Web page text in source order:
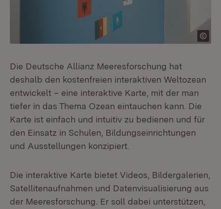
Die Deutsche Allianz Meeresforschung hat
deshalb den kostenfreien interaktiven Weltozean
entwickelt – eine interaktive Karte, mit der man
tiefer in das Thema Ozean eintauchen kann. Die
Karte ist einfach und intuitiv zu bedienen und für
den Einsatz in Schulen, Bildungseinrichtungen
und Ausstellungen konzipiert.
Die interaktive Karte bietet Videos, Bildergalerien,
Satellitenaufnahmen und Datenvisualisierung aus
der Meeresforschung. Er soll dabei unterstützen,